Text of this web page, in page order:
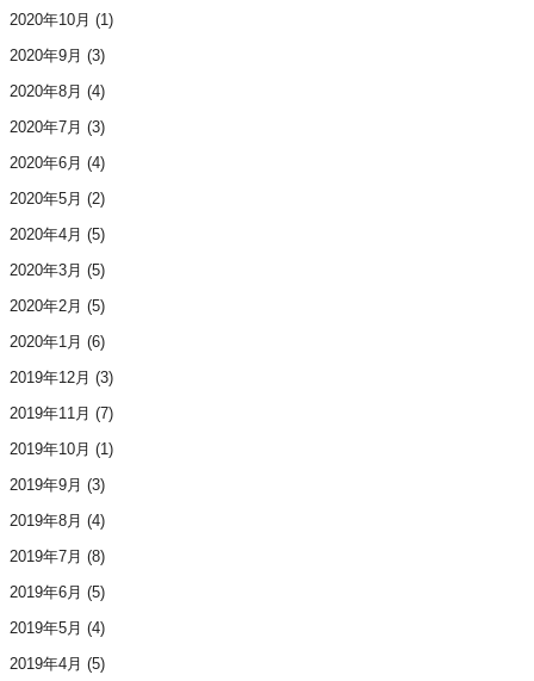
2020年10月 (1)
2020年9月 (3)
2020年8月 (4)
2020年7月 (3)
2020年6月 (4)
2020年5月 (2)
2020年4月 (5)
2020年3月 (5)
2020年2月 (5)
2020年1月 (6)
2019年12月 (3)
2019年11月 (7)
2019年10月 (1)
2019年9月 (3)
2019年8月 (4)
2019年7月 (8)
2019年6月 (5)
2019年5月 (4)
2019年4月 (5)